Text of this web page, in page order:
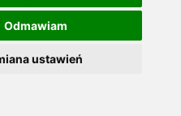
Odmawiam
ustawień
SOLUS HA32